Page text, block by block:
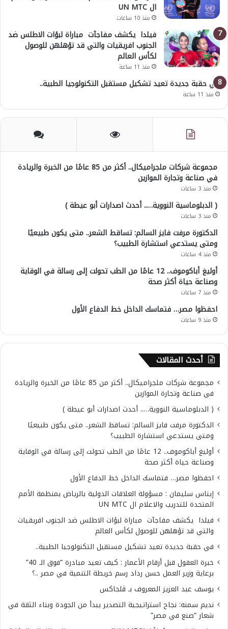
ال UN MTC
منذ 10 ساعات
فيلدا يكشف مفاجآت مباراة لبؤات الاطلس ضد
الجنوب افريقيات والتي قد تؤهلهن للوصول
لكأس العالم
منذ 11 ساعة
في حقبة جديدة تعيد تشكيل مستقبل التكنولوجيا الطبية..
منذ 11 ساعة
مجموعة شركات ملجراميكال.. أكثر من 85 عامًا من الخبرة والريادة
في صناعة وتجارة الموازين
منذ 3 ساعات
( الدبلوماسية النووية….. أحدث اصدارات أبو عيطة )
منذ 3 ساعات
الدكتورة مرفت فايز السالم: تساقط الشعر.. متى يكون طبيعيًا
ومتى يستدعي استشارة الطبيب؟
منذ 4 ساعات
أوليغ أباكوموف.. 12 عامًا من الطب تحولت إلى رسالة في الوقاية
وصناعة حياة أكثر صحة
منذ 7 ساعات
احفظوا مصر… فتماسك الداخل خط الدفاع الأول
منذ 9 ساعات
أحدث المقالات
مجموعة شركات ملجراميكال.. أكثر من 85 عامًا من الخبرة والريادة
في صناعة وتجارة الموازين
( الدبلوماسية النووية….. أحدث اصدارات أبو عيطة )
الدكتورة مرفت فايز السالم: تساقط الشعر.. متى يكون طبيعيًا
ومتى يستدعي استشارة الطبيب؟
أوليغ أباكوموف.. 12 عامًا من الطب تحولت إلى رسالة في الوقاية
وصناعة حياة أكثر صحة
احفظوا مصر… فتماسك الداخل خط الدفاع الأول
إيناس سليمان : مسؤولة العلاقات الدولية بالرياض بمنظمة الأمم
المتحدة للتدريب والاعلام ال UN MTC
فيلدا يكشف مفاجآت مباراة لبؤات الاطلس ضد الجنوب افريقيات
والتي قد تؤهلهن للوصول لكأس العالم
في حقبة جديدة تعيد تشكيل مستقبل التكنولوجيا الطبية..
خبرة العقول قبل أرقام الأعمار : كيف تعيد مبادرة “فوق الـ 40”
برعاية وزير العمل حسن رداد رسم خريطة التنمية في مصر ..؟
يوسف عبد العزيز المعروف بـ ڤلجاكس
نديم سمنه: نجاح استراتيجية التصدير يبدأ من الجودة وبناء الثقة في
شعار “صنع في مصر”